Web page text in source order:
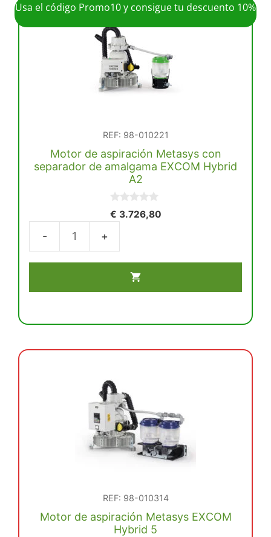
Usa el código Promo10 y consigue tu descuento 10%
REF: 98-010221
Motor de aspiración Metasys con
separador de amalgama EXCOM Hybrid
A2
0
d
€ 3.726,80
de
aspiración
Metasys
separador
Hybrid
A2
cantidad
REF: 98-010314
Motor de aspiración Metasys EXCOM
Hybrid 5